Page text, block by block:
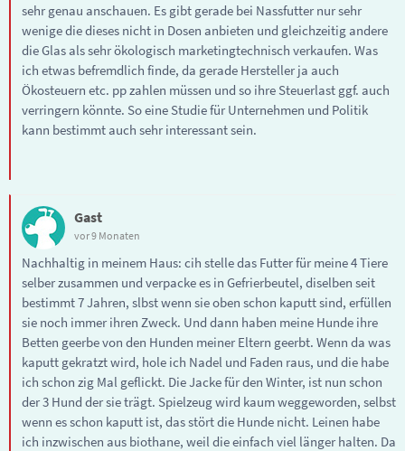
sehr genau anschauen. Es gibt gerade bei Nassfutter nur sehr
wenige die dieses nicht in Dosen anbieten und gleichzeitig andere
die Glas als sehr ökologisch marketingtechnisch verkaufen. Was
ich etwas befremdlich finde, da gerade Hersteller ja auch
Ökosteuern etc. pp zahlen müssen und so ihre Steuerlast ggf. auch
verringern könnte. So eine Studie für Unternehmen und Politik
kann bestimmt auch sehr interessant sein.
Gast
vor 9 Monaten
Nachhaltig in meinem Haus: cih stelle das Futter für meine 4 Tiere
selber zusammen und verpacke es in Gefrierbeutel, diselben seit
bestimmt 7 Jahren, slbst wenn sie oben schon kaputt sind, erfüllen
sie noch immer ihren Zweck. Und dann haben meine Hunde ihre
Betten geerbe von den Hunden meiner Eltern geerbt. Wenn da was
kaputt gekratzt wird, hole ich Nadel und Faden raus, und die habe
ich schon zig Mal geflickt. Die Jacke für den Winter, ist nun schon
der 3 Hund der sie trägt. Spielzeug wird kaum weggeworden, selbst
wenn es schon kaputt ist, das stört die Hunde nicht. Leinen habe
ich inzwischen aus biothane, weil die einfach viel länger halten. Da